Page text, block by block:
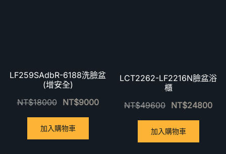
LF259SAdbR-6188洗臉盆
(增安全)
NT$18000 NT$9000
加入購物車
LCT2262-LF2216N臉盆浴
櫃
NT$49600 NT$24800
加入購物車